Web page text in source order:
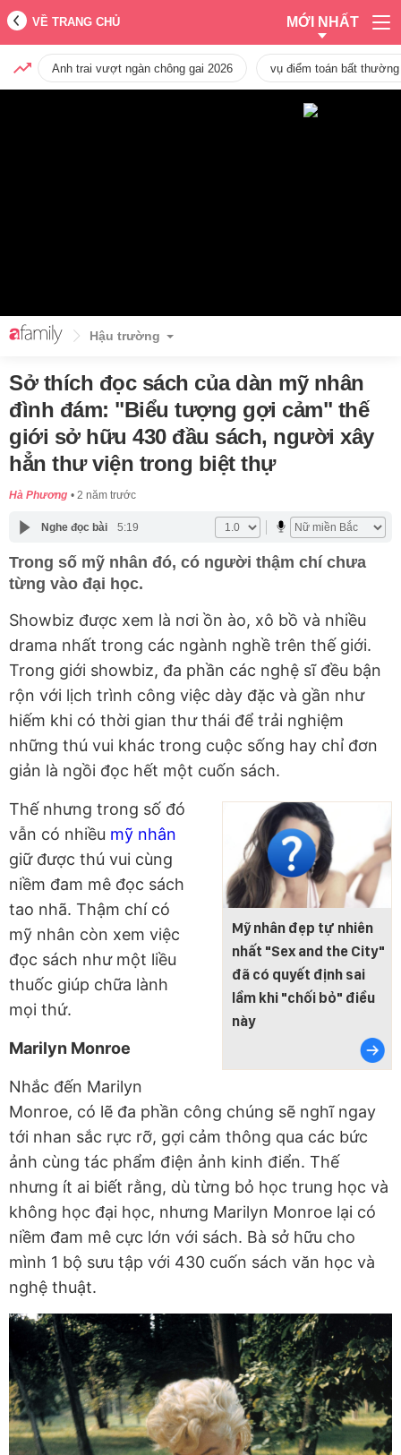
VỀ TRANG CHỦ MỚI NHẤT
Anh trai vượt ngàn chông gai 2026 vụ điểm toán bất
Hậu trường
Sở thích đọc sách của dàn mỹ nhân
đình đám: "Biểu tượng gợi cảm" thế
giới sở hữu 430 đầu sách, người xây
hẳn thư viện trong biệt thự
Hà Phương 2 năm trước
Nghe đọc bài 5:19
Trong số mỹ nhân đó, có người thậm chí chưa
từng vào đại học.
Showbiz được xem là nơi ồn ào, xô bồ và nhiều
drama nhất trong các ngành nghề trên thế giới.
Trong giới showbiz, đa phần các nghệ sĩ đều bận
rộn với lịch trình công việc dày đặc và gần như
hiếm khi có thời gian thư thái để trải nghiệm
những thú vui khác trong cuộc sống hay chỉ đơn
giản là ngồi đọc hết một cuốn sách.
Mỹ nhân đẹp tự nhiên
nhất "Sex and the City"
đã có quyết định sai
lầm khi "chối bỏ" điều
này
Thế nhưng trong số đó
vẫn có nhiều mỹ nhân
giữ được thú vui cùng
niềm đam mê đọc sách
tao nhã. Thậm chí có
mỹ nhân còn xem việc
đọc sách như một liều
thuốc giúp chữa lành
mọi thứ.
Marilyn Monroe
Nhắc đến Marilyn
Monroe, có lẽ đa phần công chúng sẽ nghĩ ngay
tới nhan sắc rực rỡ, gợi cảm thông qua các bức
ảnh cùng tác phẩm điện ảnh kinh điển. Thế
nhưng ít ai biết rằng, dù từng bỏ học trung học và
không học đại học, nhưng Marilyn Monroe lại có
niềm đam mê cực lớn với sách. Bà sở hữu cho
mình 1 bộ sưu tập với 430 cuốn sách văn học và
nghệ thuật.